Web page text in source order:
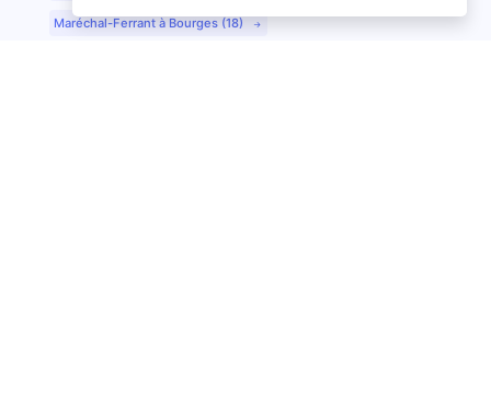
Maréchal-Ferrant à Bourges (18)